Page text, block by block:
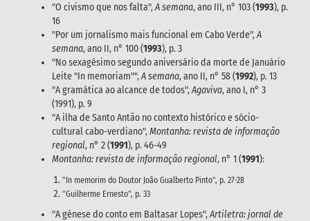
"O civismo que nos falta",A semana, ano III, n° 103 (1993), p.
16
"Por um jornalismo mais funcional em Cabo Verde",A
semana, ano II, n° 100 (1993), p. 3
"No sexagésimo segundo aniversário da morte de Januário
Leite "In memoriam"",A semana, ano II, n° 58 (1992), p. 13
"A gramática ao alcance de todos",Agaviva, ano I, n° 3
(1991), p. 9
"A ilha de Santo Antão no contexto histórico e sócio-
cultural cabo-verdiano",Montanha: revista de informação
regional, n° 2 (1991), p. 46-49
Montanha: revista de informação regional, n° 1 (1991):
"In memorim do Doutor João Gualberto Pinto", p. 27-28
"Guilherme Ernesto", p. 33
"A génese do conto em Baltasar Lopes",Artiletra: jornal de